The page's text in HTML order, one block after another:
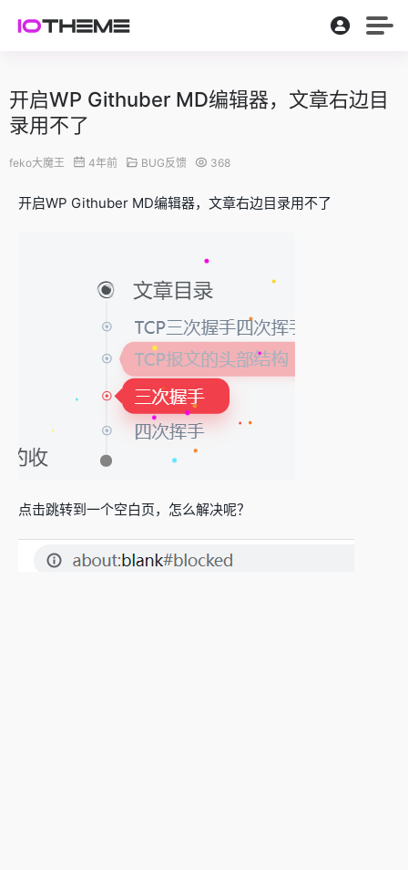
开启WP Githuber MD编辑器，文章右边目
录用不了
feko大魔王 4年前 BUG反馈 368
开启WP Githuber MD编辑器，文章右边目录用不了
点击跳转到一个空白页，怎么解决呢？